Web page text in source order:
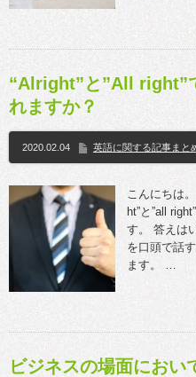
“Alright”と”All right”
れますか？
2020.02.04 英語に関する記事まと
こんにちは
ht”と”all
す。 答えは
を口頭で話
ます。 …
ビジネスの場面におい